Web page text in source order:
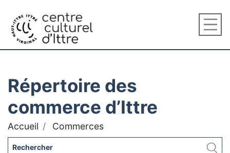
Répertoire des
commerce d’Ittre
Accueil Commerces